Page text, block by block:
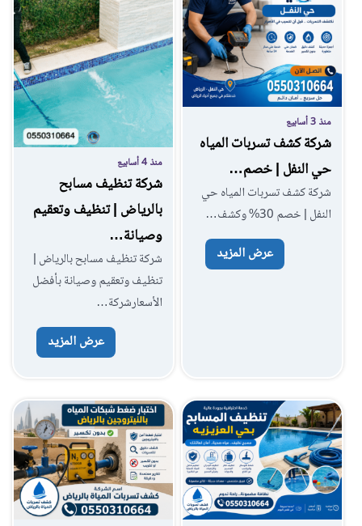
منذ 3 أسابيع
شركة كشف تسربات المياه
حي النفل | خصم…
شركة كشف تسربات المياه حي
النفل | خصم 30% وكشف…
عرض المزيد
منذ 4 أسابيع
شركة تنظيف مسابح
بالرياض | تنظيف وتعقيم
وصيانة…
شركة تنظيف مسابح بالرياض |
تنظيف وتعقيم وصيانة بأفضل
الأسعارشركة…
عرض المزيد